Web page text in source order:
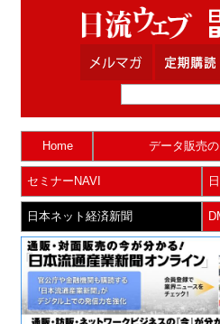
Home データ販売
セミナーNAVI
日本ネット経済新聞